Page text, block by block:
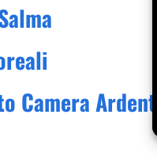
Camera Ardente